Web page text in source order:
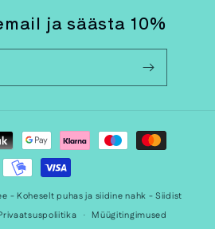
ja säästa 10%
- Koheselt puhas ja siidine nahk - Siidist
Müügitingimused